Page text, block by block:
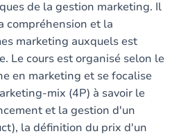
de la gestion marketing. Il
compréhension et la
marketing auxquels est
Le cours est organisé selon le
en marketing et se focalise
mix (4P) à savoir le
et la gestion d'un
la définition du prix d'un